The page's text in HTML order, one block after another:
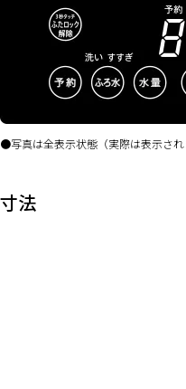
写真は全表示状態（実際は表示され
寸法